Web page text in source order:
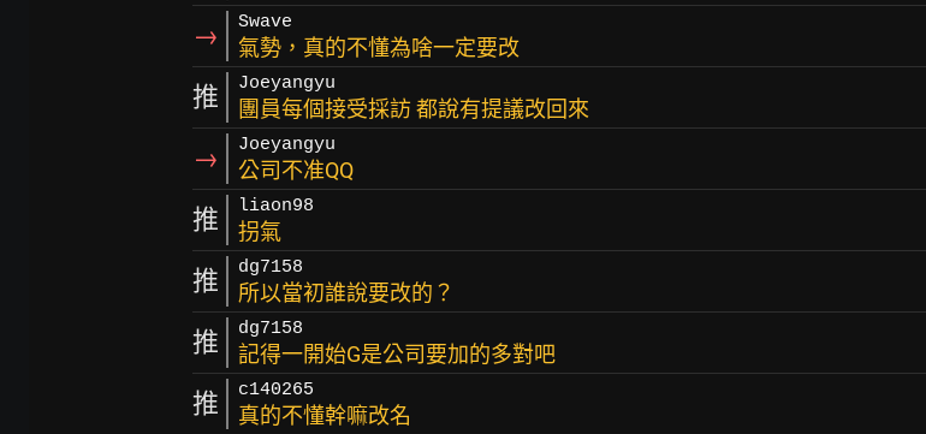
→ Swave
氣勢，真的不懂為啥一定要改
推 Joeyangyu
團員每個接受採訪 都說有提議改回來
→ Joeyangyu
公司不准QQ
推 liaon98
拐氣
推 dg7158
所以當初誰說要改的？
推 dg7158
記得一開始G是公司要加的多對吧
推 c140265
真的不懂幹嘛改名